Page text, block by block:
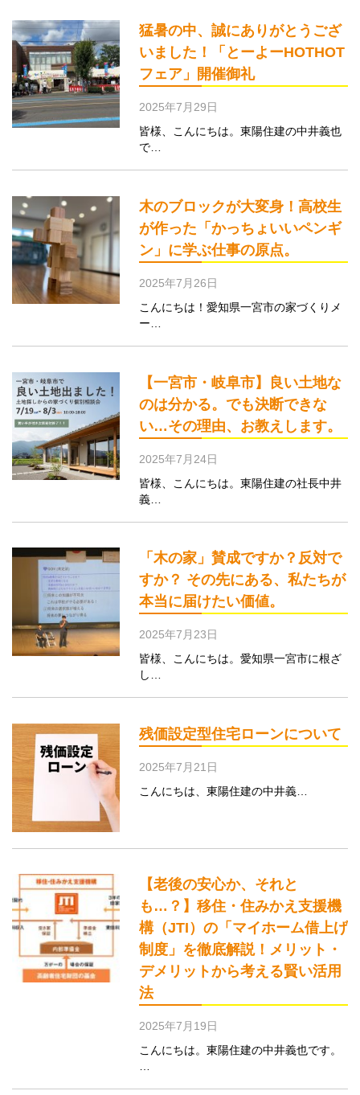
猛暑の中、誠にありがとうござ
いました！「とーよーHOTHOT
フェア」開催御礼
2025年7月29日
皆様、こんにちは。東陽住建の中井義也
で…
木のブロックが大変身！高校生
が作った「かっちょいいペンギ
ン」に学ぶ仕事の原点。
2025年7月26日
こんにちは！愛知県一宮市の家づくりメ
ー…
【一宮市・岐阜市】良い土地な
のは分かる。でも決断できな
い…その理由、お教えします。
2025年7月24日
皆様、こんにちは。東陽住建の社長中井
義…
「木の家」賛成ですか？反対で
すか？ その先にある、私たちが
本当に届けたい価値。
2025年7月23日
皆様、こんにちは。愛知県一宮市に根ざ
し…
残価設定型住宅ローンについて
2025年7月21日
こんにちは、東陽住建の中井義…
【老後の安心か、それと
も…？】移住・住みかえ支援機
構（JTI）の「マイホーム借上げ
制度」を徹底解説！メリット・
デメリットから考える賢い活用
法
2025年7月19日
こんにちは。東陽住建の中井義也です。
…